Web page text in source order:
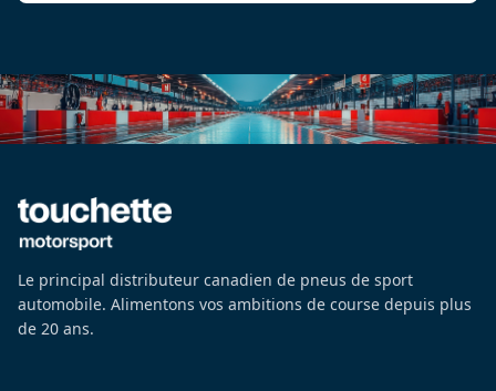
Le principal distributeur canadien de pneus de sport
automobile. Alimentons vos ambitions de course depuis plus
de 20 ans.